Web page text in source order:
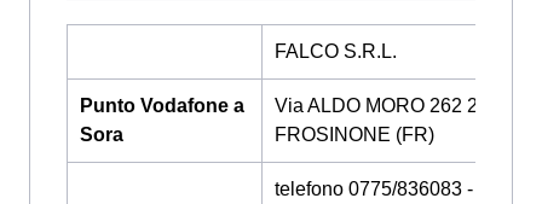
FALCO S.R.L.
Punto Vodafone a
Sora
Via ALDO MORO 262 266,
FROSINONE (FR)
telefono 0775/836083 -